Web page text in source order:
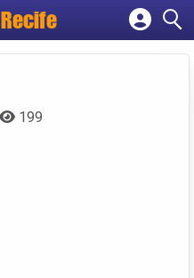
Recife
empresa
conta
199